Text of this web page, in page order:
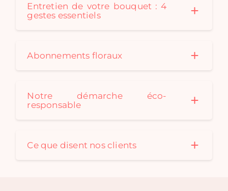
Entretien de votre bouquet : 4
gestes essentiels
Abonnements floraux
Notre démarche éco-
responsable
Ce que disent nos clients